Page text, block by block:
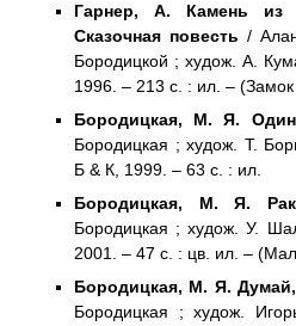
Гарнер, А. Камень из
Сказочная повесть /
Бородицкой ; худож. А.
1996. – 213 с. : ил. – (Замок
Бородицкая, М. Я.
Бородицкая ; худож. Т.
Б & К, 1999. – 63 c. : ил.
Бородицкая, М. Я.
Бородицкая ; худож. У.
2001. – 47 с. : цв. ил. –
Бородицкая, М. Я.
Бородицкая ; худож.